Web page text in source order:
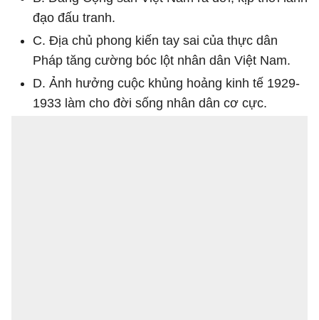
đạo đấu tranh.
C. Địa chủ phong kiến tay sai của thực dân
Pháp tăng cường bóc lột nhân dân Việt Nam.
D. Ảnh hưởng cuộc khủng hoảng kinh tế 1929-
1933 làm cho đời sống nhân dân cơ cực.